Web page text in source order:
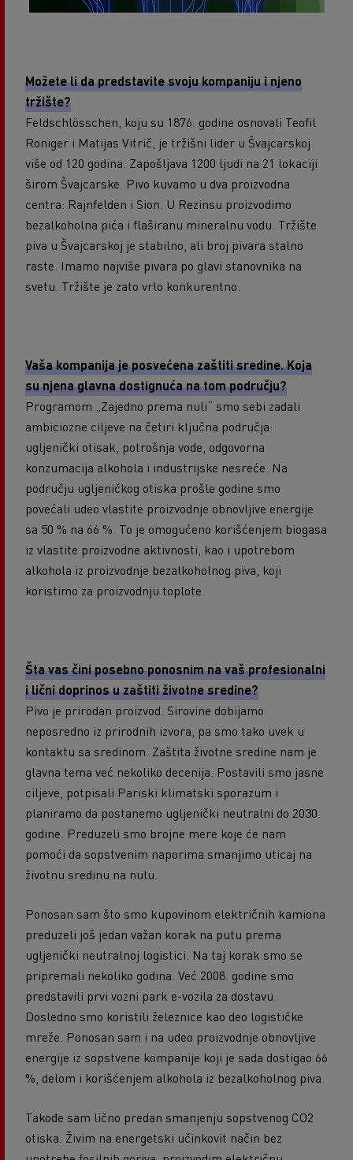
Možete li da predstavite svoju kompaniju i njeno
tržište?
Feldschlösschen, koju su 1876. godine osnovali Teofil
Roniger i Matijas Vitrič, je tržišni lider u Švajcarskoj
više od 120 godina. Zapošljava 1200 ljudi na 21 lokaciji
širom Švajcarske. Pivo kuvamo u dva proizvodna
centra: Rajnfelden i Sion. U Rezinsu proizvodimo
bezalkoholna pića i flaširanu mineralnu vodu. Tržište
piva u Švajcarskoj je stabilno, ali broj pivara stalno
raste. Imamo najviše pivara po glavi stanovnika na
svetu. Tržište je zato vrlo konkurentno.
Vaša kompanija je posvećena zaštiti sredine. Koja
su njena glavna dostignuća na tom području?
Programom „Zajedno prema nuli“ smo sebi zadali
ambiciozne ciljeve na četiri ključna područja:
ugljenički otisak, potrošnja vode, odgovorna
konzumacija alkohola i industrijske nesreće. Na
području ugljeničkog otiska prošle godine smo
povećali udeo vlastite proizvodnje obnovljive energije
sa 50 % na 66 %. To je omogućeno korišćenjem biogasa
iz vlastite proizvodne aktivnosti, kao i upotrebom
alkohola iz proizvodnje bezalkoholnog piva, koji
koristimo za proizvodnju toplote.
Šta vas čini posebno ponosnim na vaš profesionalni
i lični doprinos u zaštiti životne sredine?
Pivo je prirodan proizvod. Sirovine dobijamo
neposredno iz prirodnih izvora, pa smo tako uvek u
kontaktu sa sredinom. Zaštita životne sredine nam je
glavna tema već nekoliko decenija. Postavili smo jasne
ciljeve, potpisali Pariski klimatski sporazum i
planiramo da postanemo ugljenički neutralni do 2030.
godine. Preduzeli smo brojne mere koje će nam
pomoći da sopstvenim naporima smanjimo uticaj na
životnu sredinu na nulu.
Ponosan sam što smo kupovinom električnih kamiona
preduzeli još jedan važan korak na putu prema
ugljenički neutralnoj logistici. Na taj korak smo se
pripremali nekoliko godina. Već 2008. godine smo
predstavili prvi vozni park e-vozila za dostavu.
Dosledno smo koristili železnice kao deo logističke
mreže. Ponosan sam i na udeo proizvodnje obnovljive
energije iz sopstvene kompanije koji je sada dostigao 66
%, delom i korišćenjem alkohola iz bezalkoholnog piva.
Takođe sam lično predan smanjenju sopstvenog CO2
otiska. Živim na energetski učinkovit način bez